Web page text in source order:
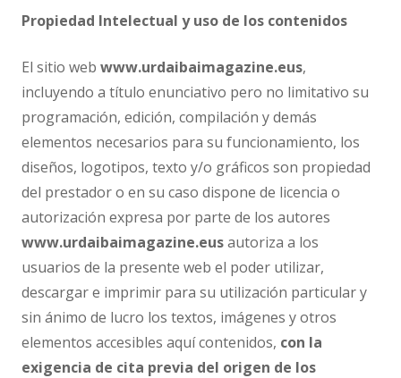
Propiedad Intelectual y uso de los contenidos
El sitio web www.urdaibaimagazine.eus,
incluyendo a título enunciativo pero no limitativo su
programación, edición, compilación y demás
elementos necesarios para su funcionamiento, los
diseños, logotipos, texto y/o gráficos son propiedad
del prestador o en su caso dispone de licencia o
autorización expresa por parte de los autores
www.urdaibaimagazine.eusautoriza a los
usuarios de la presente web el poder utilizar,
descargar e imprimir para su utilización particular y
sin ánimo de lucro los textos, imágenes y otros
elementos accesibles aquí contenidos, con la
exigencia de cita previa del origen de los